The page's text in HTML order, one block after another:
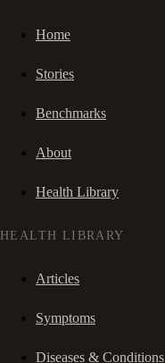
Home
Stories
Benchmarks
About
Health Library
HEALTH LIBRARY
Articles
Symptoms
Diseases & Conditions